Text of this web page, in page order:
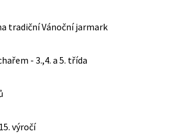
tradiční Vánoční jarmark
- 3.,4. a 5. třída
výročí